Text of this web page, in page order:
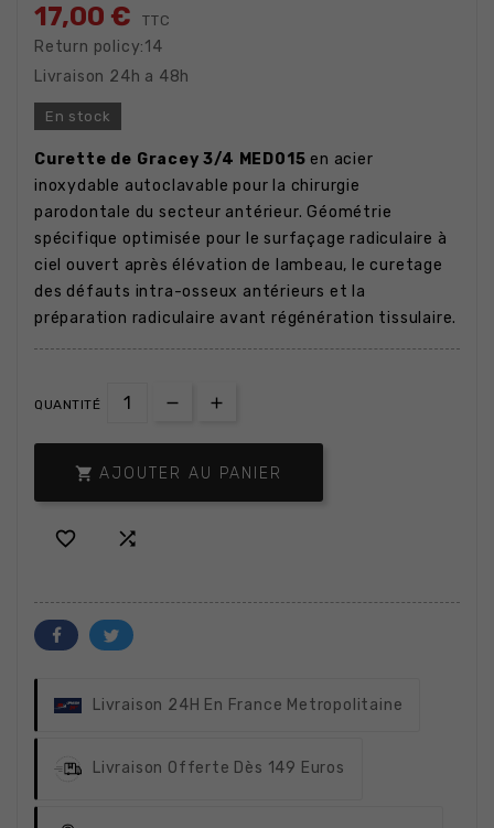
17,00 € TTC
Return policy:14
Livraison 24h a 48h
En stock
Curette de Gracey 3/4 MED015 en acier
inoxydable autoclavable pour la chirurgie
parodontale du secteur antérieur. Géométrie
spécifique optimisée pour le surfaçage radiculaire à
ciel ouvert après élévation de lambeau, le curetage
des défauts intra-osseux antérieurs et la
préparation radiculaire avant régénération tissulaire.
QUANTITÉ
 AJOUTER AU PANIER
 
Livraison 24H En France Metropolitaine
Livraison Offerte Dès 149 Euros